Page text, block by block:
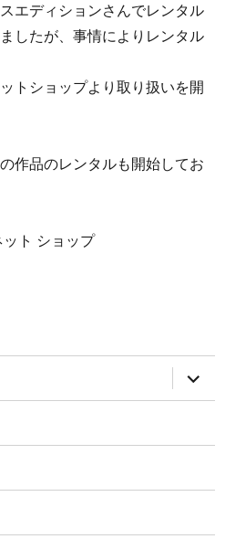
エディションさんでレンタル
したが、事情によりレンタル
トショップより取り扱いを開
作品のレンタルも開始してお
ト ショップ
ブ
メ
ー
開